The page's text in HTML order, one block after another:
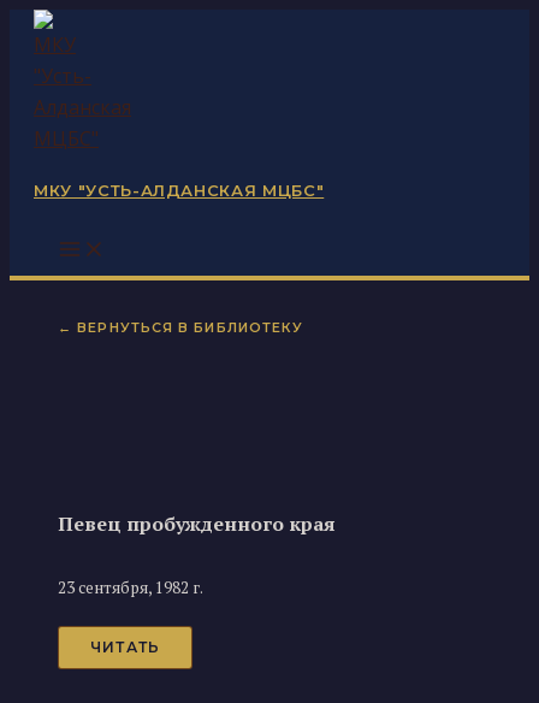
Перейти
содержимому
МКУ "УСТЬ-АЛДАНСКАЯ МЦБС"
← ВЕРНУТЬСЯ В БИБЛИОТЕКУ
Певец пробужденного края
23 сентября, 1982 г.
ЧИТАТЬ